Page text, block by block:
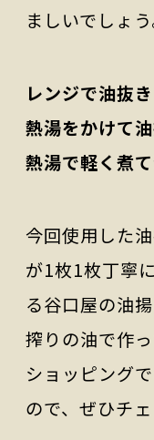
ましいでしょう
レンジで油抜
熱湯をかけて
熱湯で軽く煮
今回使用した
が1枚1枚丁寧
る谷口屋の油
搾りの油で作
ショッピング
ので、ぜひチ